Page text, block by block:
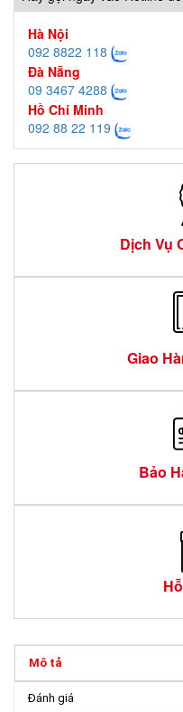
Hà Nội
092 8822 118
Đà Nẵng
09 3467 4288
Hồ Chí Minh
092 88 22 119
Dịch Vụ
Giao
Bảo
Mô tả
Đánh giá